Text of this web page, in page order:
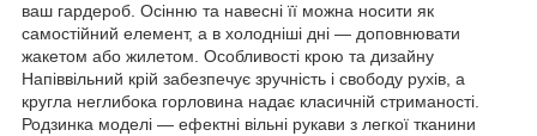
ваш гардероб. Осінню та навесні її можна носити як
самостійний елемент, а в холодніші дні — доповнювати
жакетом або жилетом. Особливості крою та дизайну
Напіввільний крій забезпечує зручність і свободу рухів, а
кругла неглибока горловина надає класичній стриманості.
Родзинка моделі — ефектні вільні рукави з легкої тканини